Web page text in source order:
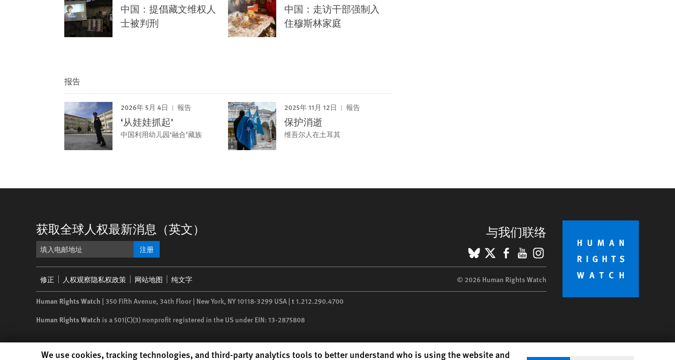
中国：提倡藏文维权人
士被判刑
中国：走访干部强制入
住穆斯林家庭
报告
2026年 5月 4日 報告
‘从娃娃抓起’
中国利用幼儿园‘融合’藏族
2025年 11月 12日 報告
保护消逝
维吾尔人在土耳其
获取全球人权最新消息（英文）
注册
与我们联络
BlueSky
X Facebook
YouTube
Instagram
menu
修正 人权观察隐私权政策 网站地图 纯文字 © 2026 Human Rights Watch
Human Rights Watch | 350 Fifth Avenue, 34th Floor | New York, NY10118-3299 USA | t1.212.290.4700
Human Rights Watch is a 501(C)(3) nonprofit registered in the US under EIN: 13-2875808
Human Rights Watch cookie preferences
We use cookies, tracking technologies, and third-party analytics tools to better understand who is using the website and